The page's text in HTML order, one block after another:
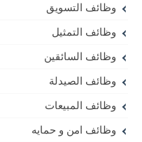
وظائف التسويق
وظائف التمثيل
وظائف السائقين
وظائف الصيدلة
وظائف المبيعات
وظائف امن و حمايه